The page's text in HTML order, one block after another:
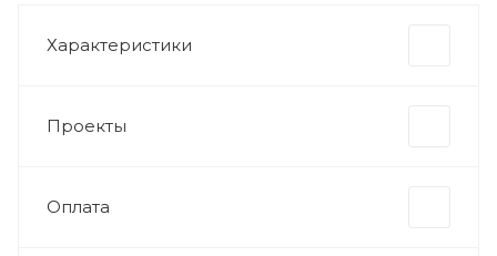
Характеристики
Проекты
Оплата